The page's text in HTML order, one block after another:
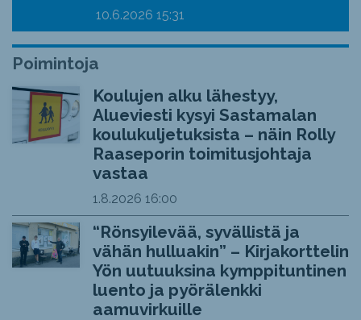
10.6.2026 15:31
Poimintoja
Koulujen alku lähestyy,
Alueviesti kysyi Sastamalan
koulukuljetuksista – näin Rolly
Raaseporin toimitusjohtaja
vastaa
1.8.2026 16:00
“Rönsyilevää, syvällistä ja
vähän hulluakin” – Kirjakorttelin
Yön uutuuksina kymppituntinen
luento ja pyörälenkki
aamuvirkuille